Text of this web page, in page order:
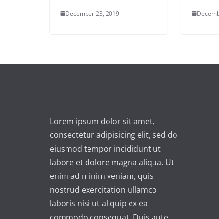
December 23, 2019
Lorem ipsum dolor sit amet,
consectetur adipisicing elit, sed do
eiusmod tempor incididunt ut
labore et dolore magna aliqua. Ut
enim ad minim veniam, quis
nostrud exercitation ullamco
laboris nisi ut aliquip ex ea